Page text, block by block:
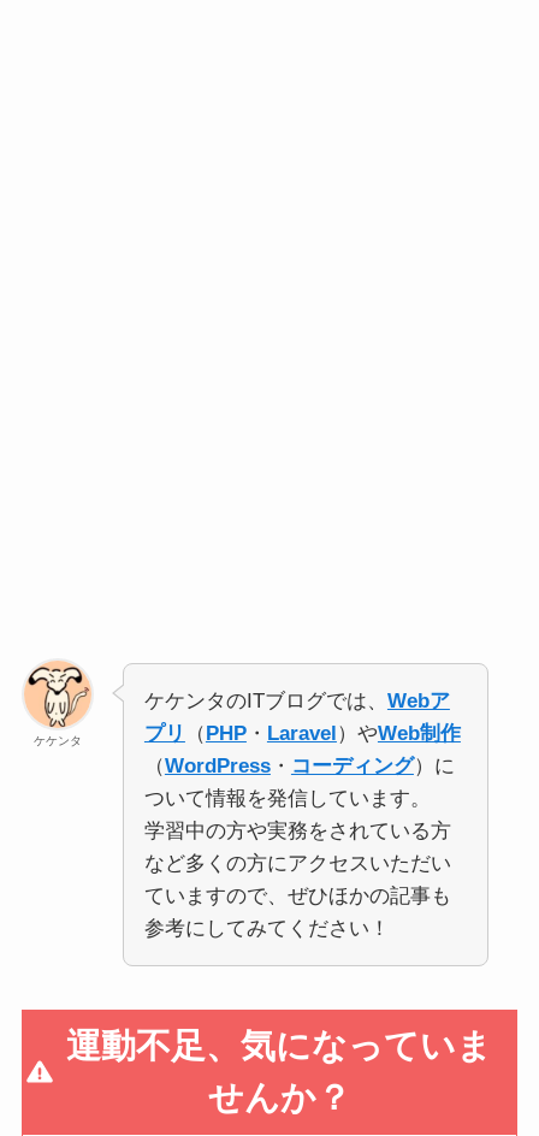
ケケンタ
ケケンタのITブログでは、 Webア
プリ
（PHP・ Laravel）やWeb制作
（WordPress・ コーディング）に
ついて情報を発信しています。
学習中の方や実務をされている方
など多くの方にアクセスいただい
ていますので、ぜひほかの記事も
参考にしてみてください！
運動不足、気になっていま
せんか？